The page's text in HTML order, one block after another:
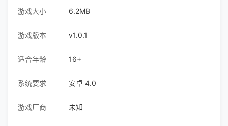
游戏大小 6.2MB
游戏版本 v1.0.1
适合年龄 16+
系统要求 安卓 4.0
游戏厂商 未知